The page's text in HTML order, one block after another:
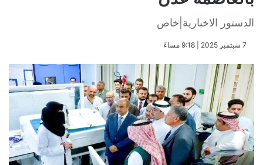
الدستور الاخبارية|خاص
​7 سبتمبر 2025 | 9:18 مساءً